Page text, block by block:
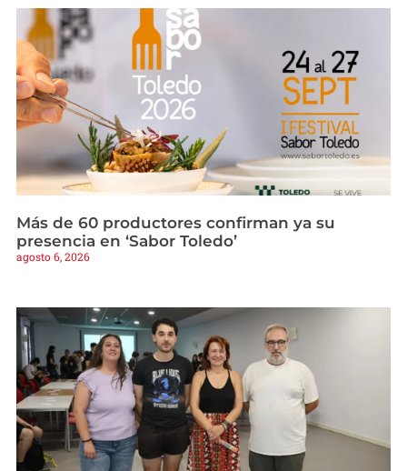
Más de 60 productores confirman ya su
presencia en ‘Sabor Toledo’
agosto 6, 2026